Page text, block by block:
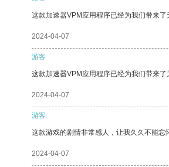
这款加速器VPM应用程序已经为我们带来了
2024-04-07
游客
这款加速器VPM应用程序已经为我们带来了
2024-04-07
游客
这款游戏的剧情非常感人，让我久久不能忘
2024-04-07